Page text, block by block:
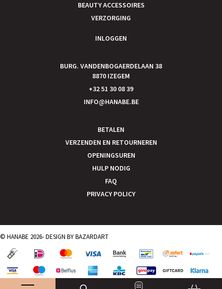
BEAUTY ACCESSOIRES
VERZORGING
INLOGGEN
BURG. VANDENBOGAERDELAAN 38
8870 IZEGEM
+32 51 30 08 39
INFO@HANABE.BE
BETALEN
VERZENDEN EN RETOURNEREN
OPENINGSUREN
HULP NODIG
FAQ
PRIVACY POLICY
© HANABE 2026- DESIGN BYBAZARDART